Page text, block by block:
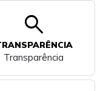
search
Transparência